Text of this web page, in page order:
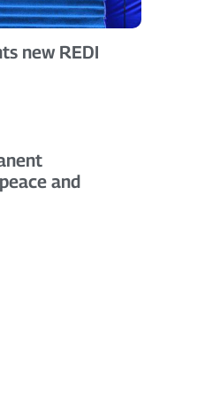
new REDI
and